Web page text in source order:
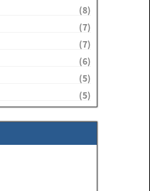
(8)
(7)
(7)
(6)
(5)
(5)